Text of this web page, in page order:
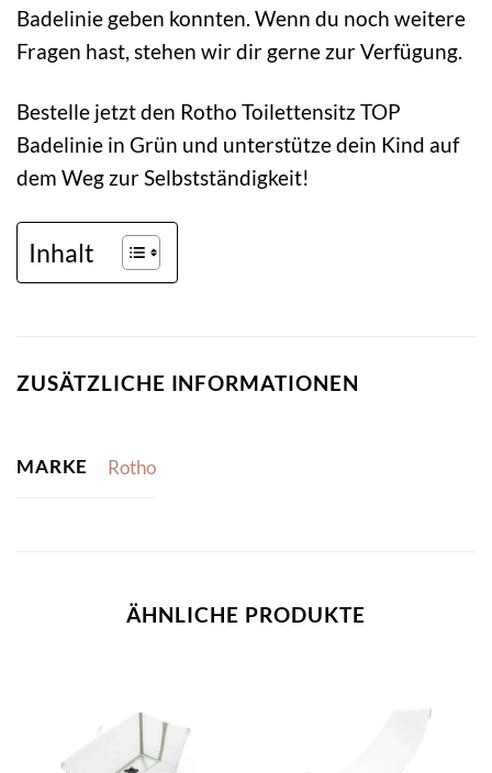
Badelinie geben konnten. Wenn du noch weitere
Fragen hast, stehen wir dir gerne zur Verfügung.
Bestelle jetzt den Rotho Toilettensitz TOP
Badelinie in Grün und unterstütze dein Kind auf
dem Weg zur Selbstständigkeit!
Inhalt
ZUSÄTZLICHE INFORMATIONEN
MARKE Rotho
ÄHNLICHE PRODUKTE